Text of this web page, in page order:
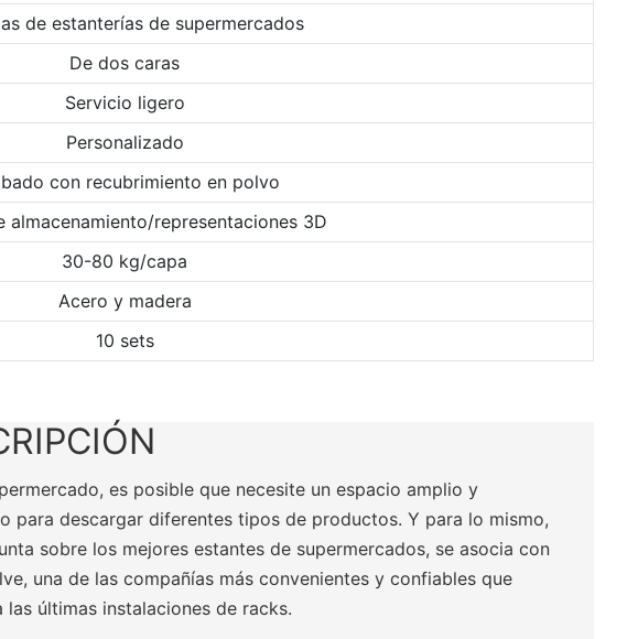
de estanterías de supermercados
De dos caras
Servicio ligero
Personalizado
con recubrimiento en polvo
almacenamiento/representaciones 3D
30-80 kg/capa
Acero y madera
10 sets
es posible que necesite un espacio amplio y
para descargar diferentes tipos de productos. Y para lo mismo,
sobre los mejores estantes de supermercados, se asocia con
una de las compañías más convenientes y confiables que
las últimas instalaciones de racks.